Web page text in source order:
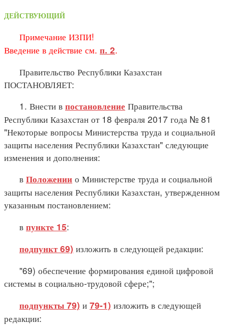
ДЕЙСТВУЮЩИЙ
Примечание ИЗПИ!
Введение в действие см. п. 2.
Правительство Республики Казахстан
ПОСТАНОВЛЯЕТ:
1. Внести в постановление Правительства
Республики Казахстан от 18 февраля 2017 года № 81
"Некоторые вопросы Министерства труда и социальной
защиты населения Республики Казахстан" следующие
изменения и дополнения:
в Положении о Министерстве труда и социальной
защиты населения Республики Казахстан, утвержденном
указанным постановлением:
в пункте 15:
подпункт 69) изложить в следующей редакции:
"69) обеспечение формирования единой цифровой
системы в социально-трудовой сфере;";
подпункты 79) и 79-1) изложить в следующей
редакции: